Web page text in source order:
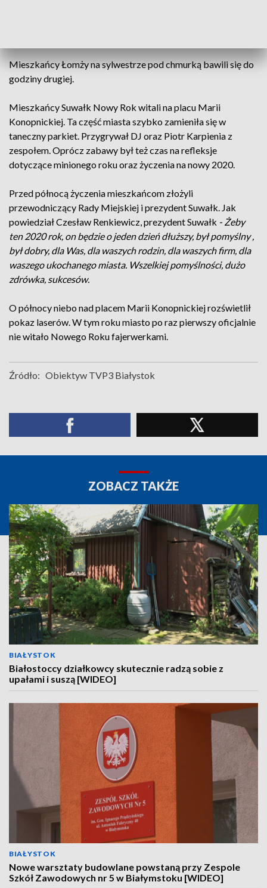
Mieszkańcy Łomży na sylwestrze pod chmurką bawili się do
godziny drugiej.
Mieszkańcy Suwałk Nowy Rok witali na placu Marii
Konopnickiej. Ta część miasta szybko zamieniła się w
taneczny parkiet. Przygrywał DJ oraz Piotr Karpienia z
zespołem. Oprócz zabawy był też czas na refleksje
dotyczące minionego roku oraz życzenia na nowy 2020.
Przed północą życzenia mieszkańcom złożyli
przewodniczący Rady Miejskiej i prezydent Suwałk. Jak
powiedział Czesław Renkiewicz, prezydent Suwałk - Żeby
ten 2020 rok, on będzie o jeden dzień dłuższy, był pomyślny ,
był dobry, dla Was, dla waszych rodzin, dla waszych firm, dla
waszego ukochanego miasta. Wszelkiej pomyślności, dużo
zdrówka, sukcesów.
O północy niebo nad placem Marii Konopnickiej rozświetlił
pokaz laserów. W tym roku miasto po raz pierwszy oficjalnie
nie witało Nowego Roku fajerwerkami.
Źródło: Obiektyw TVP3 Białystok
ZOBACZ TAKŻE
BIAŁYSTOK
Białostoccy działkowcy skutecznie radzą sobie z
upałami i suszą [WIDEO]
BIAŁYSTOK
Nowe warsztaty budowlane powstaną przy Zespole
Szkół Zawodowych nr 5 w Białymstoku [WIDEO]